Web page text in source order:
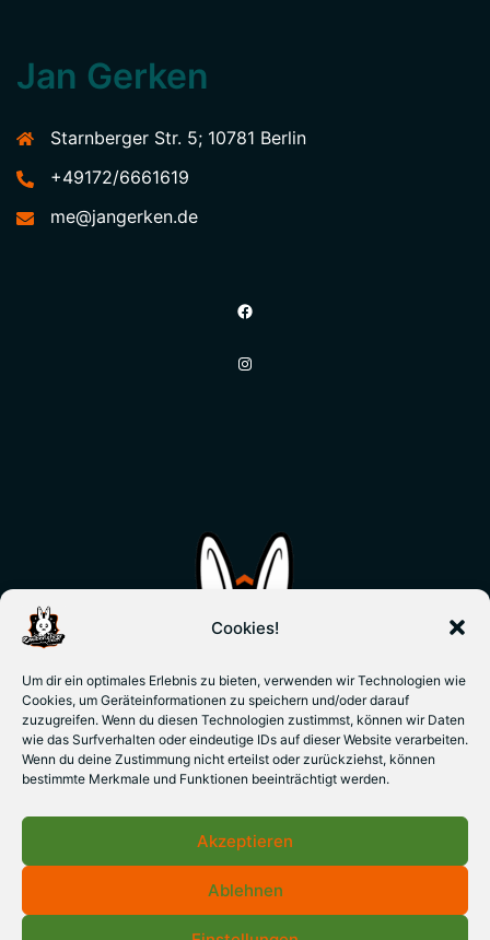
Cookies!
Um dir ein optimales Erlebnis zu bieten, verwenden wir Technologien wie
Cookies, um Geräteinformationen zu speichern und/oder darauf
zuzugreifen. Wenn du diesen Technologien zustimmst, können wir Daten
wie das Surfverhalten oder eindeutige IDs auf dieser Website verarbeiten.
Wenn du deine Zustimmung nicht erteilst oder zurückziehst, können
bestimmte Merkmale und Funktionen beeinträchtigt werden.
Akzeptieren
Ablehnen
Jan Gerken
Starnberger Str. 5; 10781 Berlin
+49172/6661619
me@jangerken.de
Facebook
Instagram